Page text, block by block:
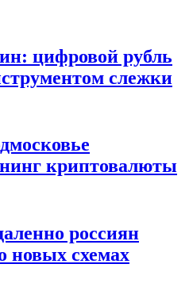
цифровой рубль
слежки
криптовалюты
россиян
новых схемах